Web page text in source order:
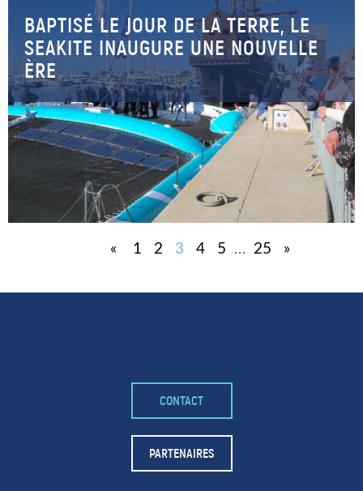
BAPTISÉ LE JOUR DE LA TERRE, LE
SEAKITE INAUGURE UNE NOUVELLE
ÈRE
« 1 2 3 4 5 … 25 »
CONTACT
PARTENAIRES